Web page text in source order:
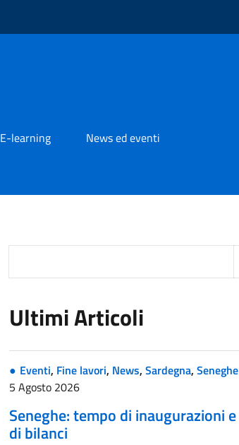
E-learning News ed eventi
Ultimi Articoli
Eventi, Fine lavori, News,Sardegna,Seneghe
5 Agosto 2026
Seneghe: tempo di inaugurazioni e
di bilanci